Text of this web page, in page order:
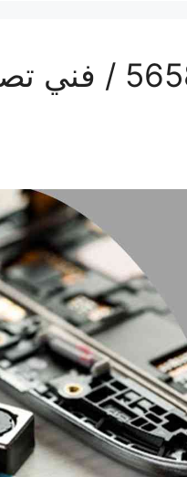
محل تلفونات النسيم /